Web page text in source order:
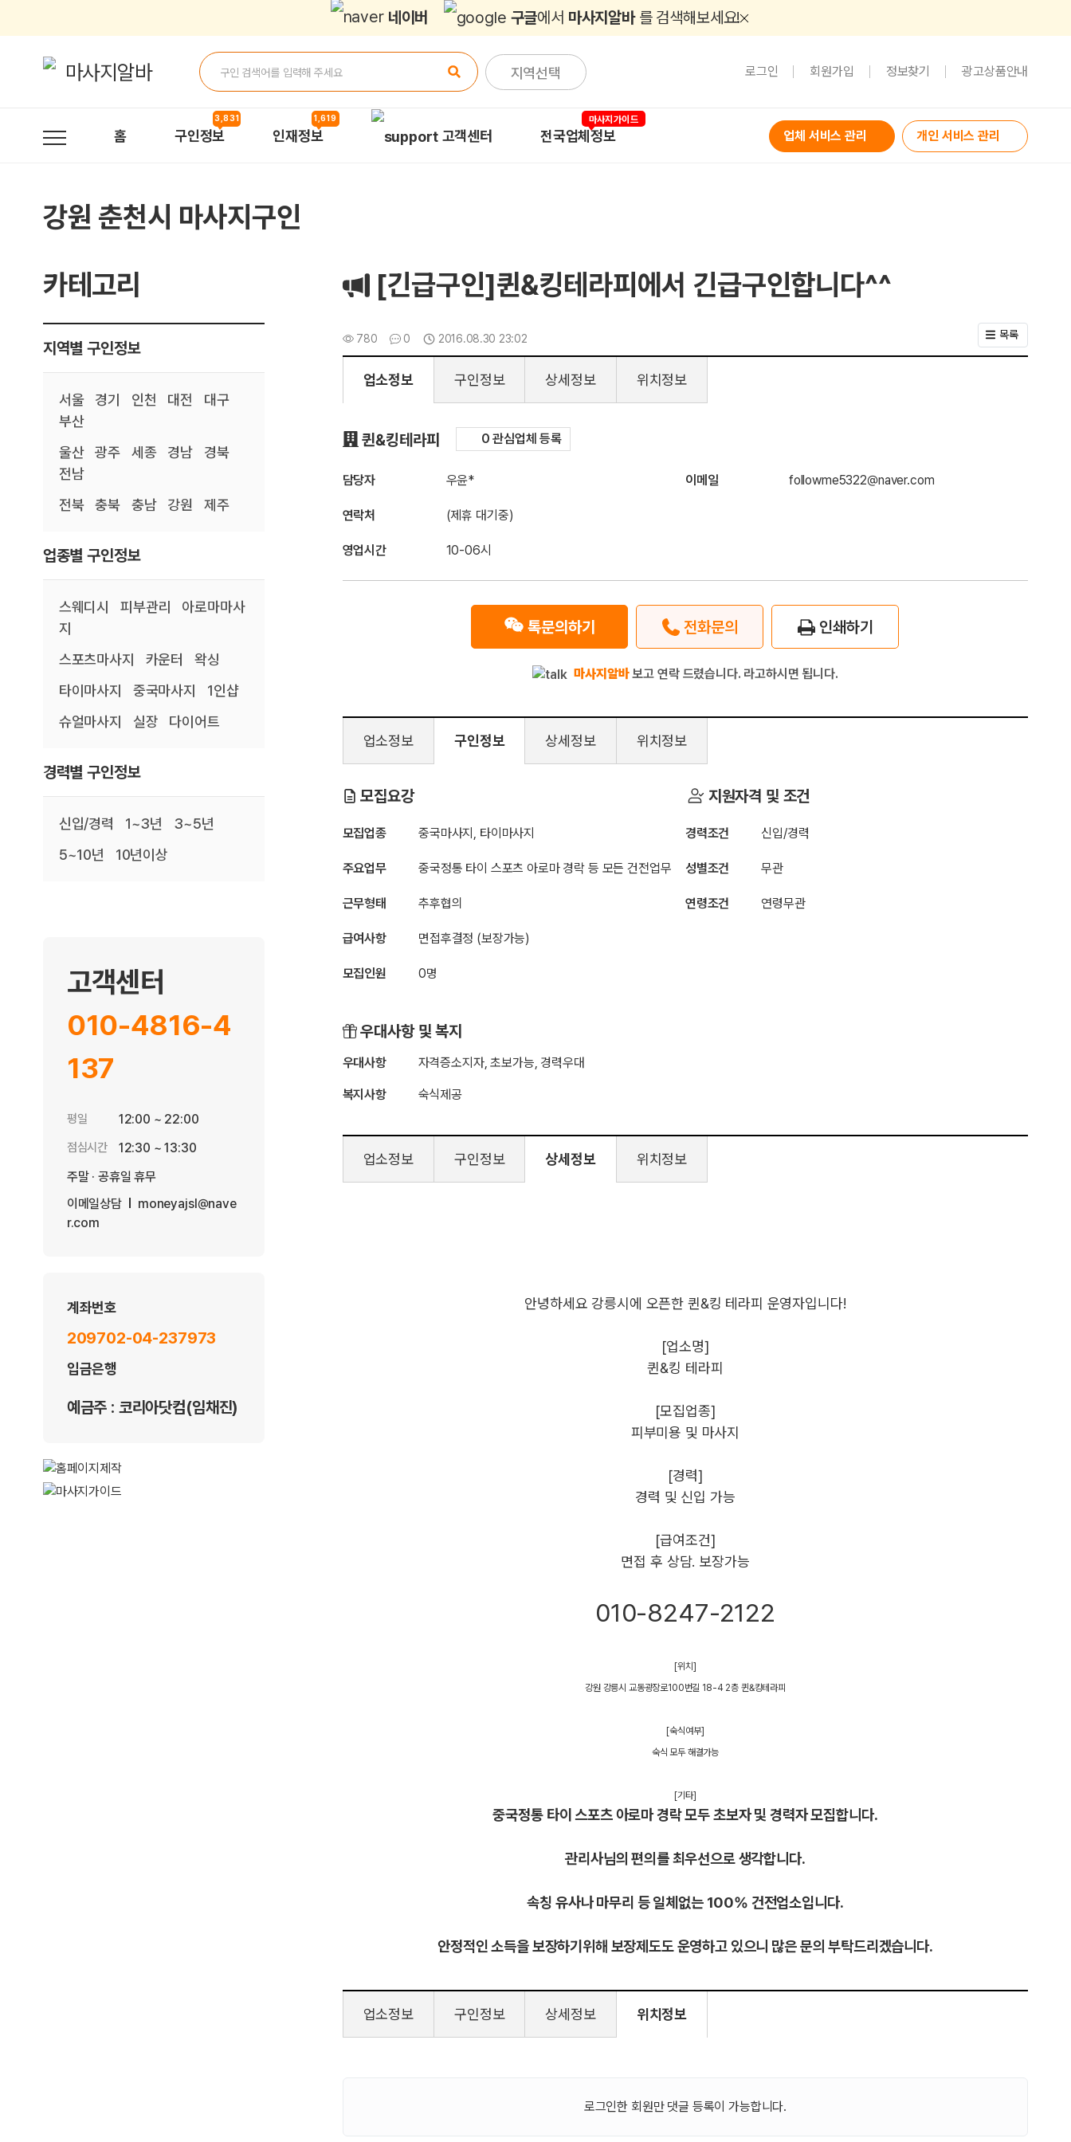
[긴급구인]퀸&킹테라피에서 긴급구인합니다^^ > 구인정보 | 마사지알바
네이버 구글에서 마사지알바 를 검색해보세요!
지역선택 로그인 회원가입 정보찾기 광고상품안내
홈 구인정보
3,831
인재정보
1,619
고객센터 전국업체정보
마사지가이드
업체 서비스 관리 개인 서비스 관리
강원 춘천시 마사지구인
카테고리
지역별 구인정보
서울 경기 인천 대전
대구
부산
울산
광주 세종 경남
경북
전남
전북
충북 충남 강원 제주
업종별 구인정보
스웨디시 피부관리
아로마마사
지
스포츠마사지
카운터
왁싱
타이마사지
중국마사지
1인샵
슈얼마사지
실장 다이어트
경력별 구인정보
신입/경력 1~3년
3~5년
5~10년
10년이상
고객센터
010-4816-4
137
평일 12:00 ~ 22:00
점심시간
12:30 ~ 13:30
주말 · 공휴일 휴무
이메일상담
moneyajsl@nave
r.com
계좌번호
209702-04-237973
입금은행
예금주 : 코리아닷컴(임채진)
[긴급구인]퀸&킹테라피에서 긴급구인합니다^^
780조회 0댓글 2016.08.30 23:02
업데이트일
목록
업소정보 구인정보 상세정보 위치정보
퀸&킹테라피구인정보0 관심업체 등록
담당자 우윤* 이메일 followme5322@naver.com
연락처 (제휴 대기중)
영업시간 10-06시
톡문의하기 전화문의 인쇄하기
마사지알바보고 연락 드렸습니다. 라고하시면 됩니다.
업소정보 구인정보 상세정보 위치정보
퀸&킹테라피
모집요강
모집업종 중국마사지, 타이마사지
주요업무 중국정통 타이 스포츠 아로마 경락 등 모든 건전업무
근무형태 추후협의
급여사항 면접후결정 (보장가능)
모집인원 0명
지원자격 및 조건
경력조건 신입/경력
성별조건 무관
연령조건 연령무관
우대사항 및 복지
우대사항 자격증소지자, 초보가능, 경력우대
복지사항 숙식제공
업소정보 구인정보 상세정보 위치정보
안녕하세요 강릉시에 오픈한 퀸&킹 테라피 운영자입니다!
[업소명]
퀸&킹 테라피
[모집업종]
피부미용 및 마사지
[경력]
경력 및 신입 가능
[급여조건]
면접 후 상담. 보장가능
010-8247-2122
[위치]
강원 강릉시 교동광장로100번길 18-4 2층 퀸&킹테라피
[숙식여부]
숙식 모두 해결가능
[기타]
중국정통 타이 스포츠 아로마 경락 모두 초보자 및 경력자 모집합니다.
관리사님의 편의를 최우선으로 생각합니다.
속칭 유사나 마무리 등 일체없는 100% 건전업소입니다.
안정적인 소득을 보장하기위해 보장제도도 운영하고 있으니 많은 문의 부탁드리겠습니다.
업소정보 구인정보 상세정보 위치정보
로그인한 회원만 댓글 등록이 가능합니다.